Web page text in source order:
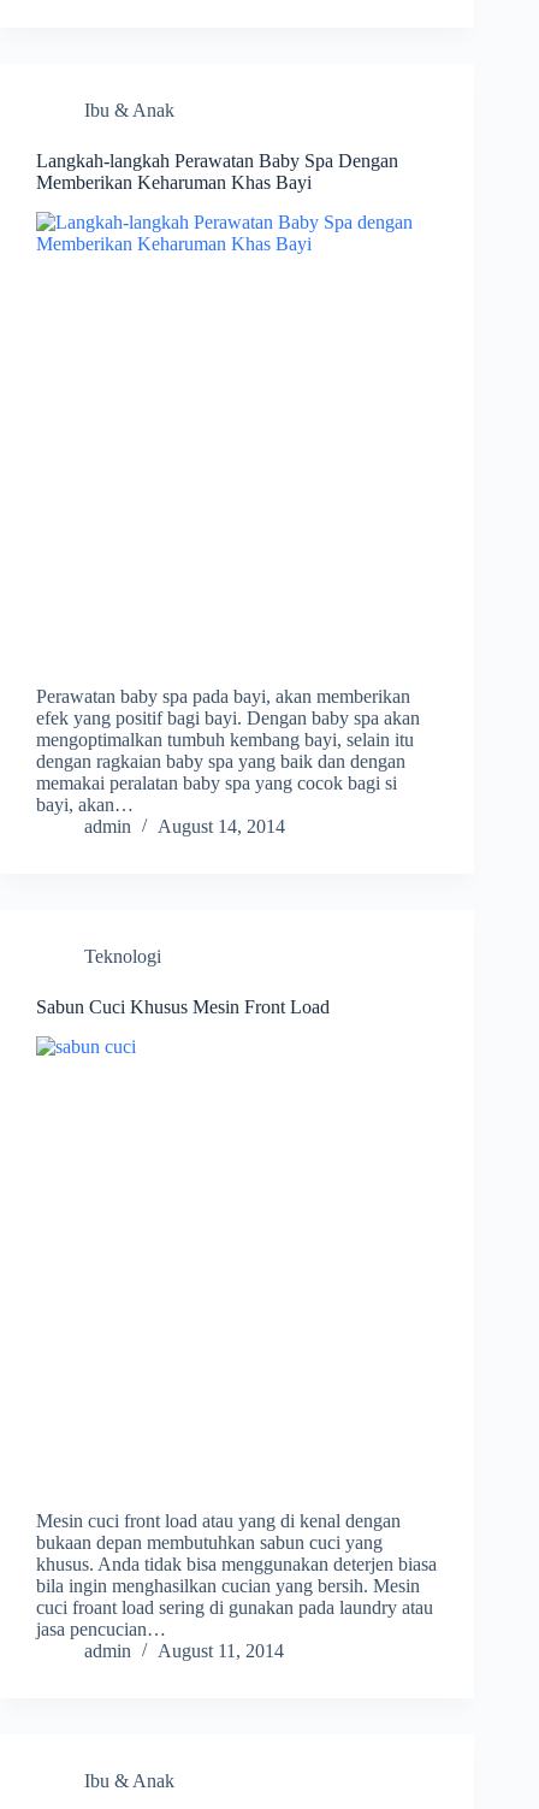
Ibu & Anak
Langkah-langkah Perawatan Baby Spa Dengan
Memberikan Keharuman Khas Bayi
Perawatan baby spa pada bayi, akan memberikan
efek yang positif bagi bayi. Dengan baby spa akan
mengoptimalkan tumbuh kembang bayi, selain itu
dengan ragkaian baby spa yang baik dan dengan
memakai peralatan baby spa yang cocok bagi si
bayi, akan…
admin
August 14, 2014
Teknologi
Sabun Cuci Khusus Mesin Front Load
Mesin cuci front load atau yang di kenal dengan
bukaan depan membutuhkan sabun cuci yang
khusus. Anda tidak bisa menggunakan deterjen biasa
bila ingin menghasilkan cucian yang bersih. Mesin
cuci froant load sering di gunakan pada laundry atau
jasa pencucian…
admin
August 11, 2014
Ibu & Anak